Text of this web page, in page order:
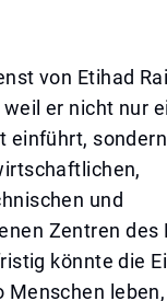
von Etihad
er nicht nur
einführt,
und
Zentren des
könnte die
Menschen